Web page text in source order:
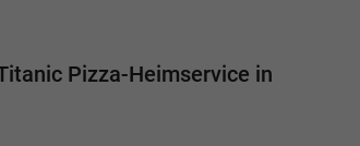
Pizza-Heimservice in